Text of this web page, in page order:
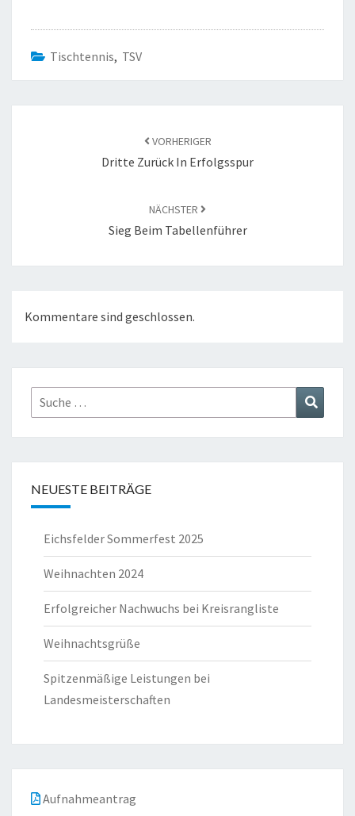
Tischtennis, TSV
VORHERIGER
Dritte Zurück In Erfolgsspur
NÄCHSTER
Sieg Beim Tabellenführer
Kommentare sind geschlossen.
Suche
nach:
NEUESTE BEITRÄGE
Eichsfelder Sommerfest 2025
Weihnachten 2024
Erfolgreicher Nachwuchs bei Kreisrangliste
Weihnachtsgrüße
Spitzenmäßige Leistungen bei
Landesmeisterschaften
Aufnahmeantrag